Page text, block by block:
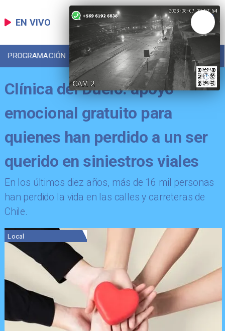
EN VIVO
PROGRAMACIÓN LOCAL DEPORTES
Clínica del Duelo: apoyo
emocional gratuito para
quienes han perdido a un ser
querido en siniestros viales
​En los últimos diez años, más de 16 mil personas
han perdido la vida en las calles y carreteras de
Chile.
Local